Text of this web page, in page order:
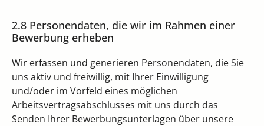
2.8 Personendaten, die wir im Rahmen einer
Bewerbung erheben
Wir erfassen und generieren Personendaten, die Sie
uns aktiv und freiwillig, mit Ihrer Einwilligung
und/oder im Vorfeld eines möglichen
Arbeitsvertragsabschlusses mit uns durch das
Senden Ihrer Bewerbungsunterlagen über unsere